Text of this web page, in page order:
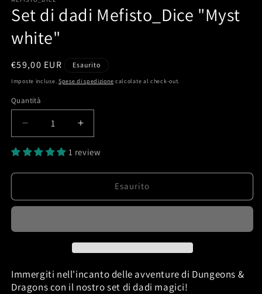
Set di dadi Mefisto_Dice "Myst
white"
Prezzo
di
€59,00 EUR Esaurito
Imposte incluse. Spese di spedizione calcolate al check-out.
Quantità
Quantità
Diminuisci
quantità
per
di
Mefisto_Dice
Aumenta
quantità
per
di
Mefisto_Dice
1 review
Esaurito
Immergiti nell'incanto delle avventure di Dungeons &
Dragons con il nostro set di dadi magici!